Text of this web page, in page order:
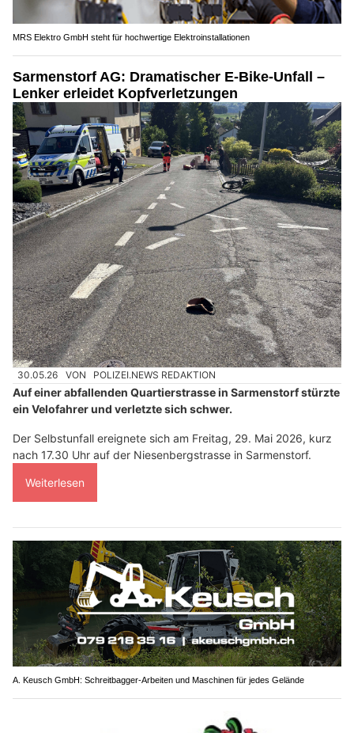
MRS Elektro GmbH steht für hochwertige Elektroinstallationen
Sarmenstorf AG: Dramatischer E-Bike-Unfall –
Lenker erleidet Kopfverletzungen
30.05.26 VON POLIZEI.NEWS REDAKTION
Auf einer abfallenden Quartierstrasse in Sarmenstorf stürzte
ein Velofahrer und verletzte sich schwer.
Der Selbstunfall ereignete sich am Freitag, 29. Mai 2026, kurz
nach 17.30 Uhr auf der Niesenbergstrasse in Sarmenstorf.
Weiterlesen
A. Keusch GmbH: Schreitbagger-Arbeiten und Maschinen für jedes Gelände